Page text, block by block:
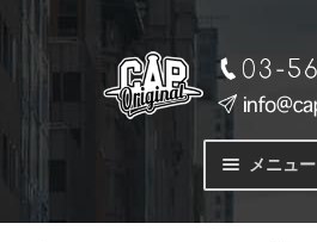
ョ
へ
メニュー
サービス